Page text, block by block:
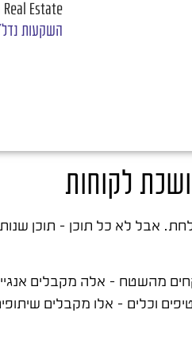
Real Estate
השקעות
לקוחות
אבל לא כל תוכן – תוכן